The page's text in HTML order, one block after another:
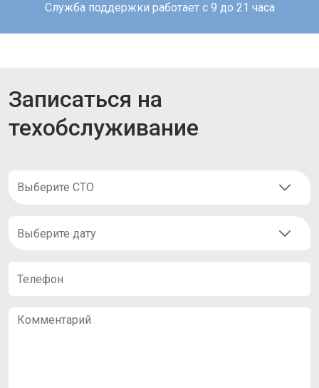
Служба поддержки работает с 9 до 21 часа
Записаться на
техобслуживание